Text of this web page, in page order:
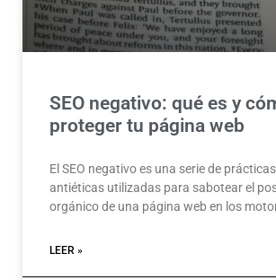
SEO negativo: qué es y
proteger tu página web
El SEO negativo es una serie de
antiéticas utilizadas para sabotear el
orgánico de una página web en los
LEER »